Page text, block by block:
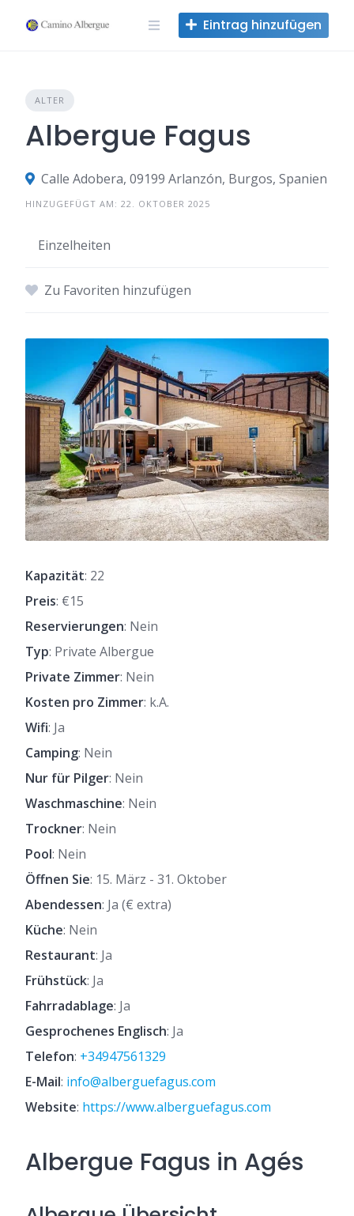
Inhalt
Eintrag hinzufügen
ALTER
Albergue Fagus
Calle Adobera, 09199 Arlanzón, Burgos, Spanien
HINZUGEFÜGT AM: 22. OKTOBER 2025
Einzelheiten
Zu Favoriten hinzufügen
Kapazität: 22
Preis: €15
Reservierungen: Nein
Typ: Private Albergue
Private Zimmer: Nein
Kosten pro Zimmer: k.A.
Wifi: Ja
Camping: Nein
Nur für Pilger: Nein
Waschmaschine: Nein
Trockner: Nein
Pool: Nein
Öffnen Sie: 15. März - 31. Oktober
Abendessen: Ja (€ extra)
Küche: Nein
Restaurant: Ja
Frühstück: Ja
Fahrradablage: Ja
Gesprochenes Englisch: Ja
Telefon: +34947561329
E-Mail: info@alberguefagus.com
Website: https://www.alberguefagus.com
Albergue Fagus in Agés